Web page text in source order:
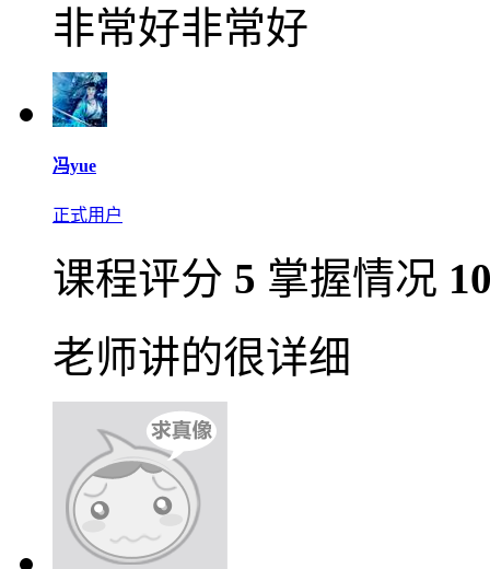
非常好非常好
冯yue
正式用户
课程评分 5 掌握情况
老师讲的很详细